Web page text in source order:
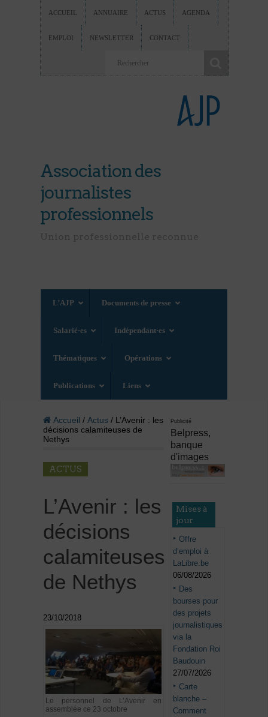
ACCUEIL ANNUAIRE ACTUS AGENDA
EMPLOI NEWSLETTER CONTACT
Association des
journalistes
professionnels
L’AJP Documents de presse
Salarié·es Indépendant·es
Thématiques Opérations
Publications Liens
Accueil / Actus/ L’Avenir : les
décisions calamiteuses de
Nethys
ACTUS
L’Avenir : les
décisions
calamiteuses
de Nethys
23/10/2018
Le personnel de L’Avenir en
assemblée ce 23 octobre
Publicité
Belpress,
banque
d'images
Mises à
jour
Offre
d’emploi à
LaLibre.be
06/08/2026
Des
bourses pour
des projets
journalistiques
via la
Fondation Roi
Baudouin
27/07/2026
Carte
blanche –
Comment